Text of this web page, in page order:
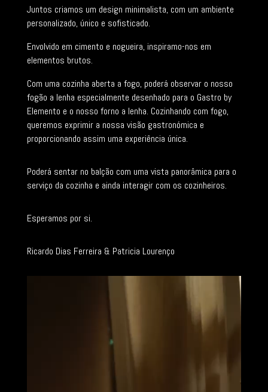
Juntos criamos um design minimalista, com um ambiente
personalizado, único e sofisticado.
Envolvido em cimento e nogueira, inspiramo-nos em
elementos brutos.
Com uma cozinha aberta a fogo, poderá observar o nosso
fogão a lenha especialmente desenhado para o Gastro by
Elemento e o nosso forno a lenha. Cozinhando com fogo,
queremos exprimir a nossa visão gastronómica e
proporcionando assim uma experiência única.
Poderá sentar no balção com uma vista panorâmica para o
serviço da cozinha e ainda interagir com os cozinheiros.
Esperamos por si.
Ricardo Dias Ferreira & Patricia Lourenço